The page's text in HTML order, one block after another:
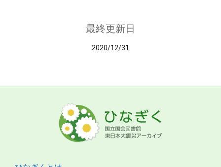
最終更新日
2020/12/31